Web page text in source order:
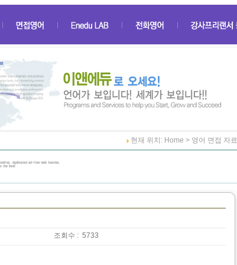
현재 위치: Home > 영어 면접 자료
조회수 : 5733